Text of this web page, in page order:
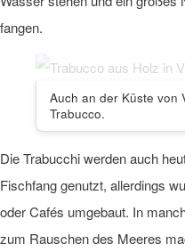
fangen.
Auch an der Küste von
Trabucco.
Die Trabucchi werden auch
Fischfang genutzt, allerdings
oder Cafés umgebaut. In
zum Rauschen des Meeres